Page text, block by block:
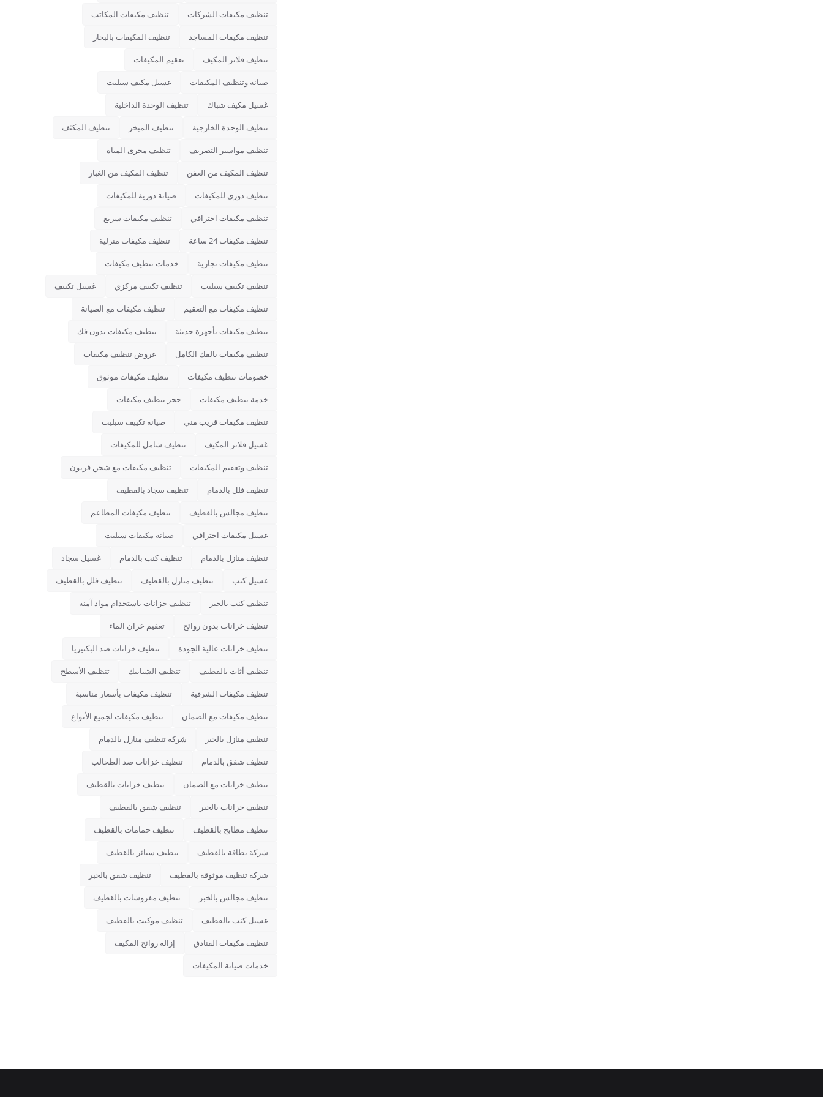
تنظيف مكيفات الشركات تنظيف مكيفات المكاتب
تنظيف مكيفات المساجد تنظيف المكيفات بالبخار
تنظيف فلاتر المكيف تعقيم المكيفات
صيانة وتنظيف المكيفات غسيل مكيف سبليت
غسيل مكيف شباك تنظيف الوحدة الداخلية
تنظيف الوحدة الخارجية تنظيف المبخر تنظيف المكثف
تنظيف مواسير التصريف تنظيف مجرى المياه
تنظيف المكيف من العفن تنظيف المكيف من الغبار
تنظيف دوري للمكيفات صيانة دورية للمكيفات
تنظيف مكيفات احترافي تنظيف مكيفات سريع
تنظيف مكيفات 24 ساعة تنظيف مكيفات منزلية
تنظيف مكيفات تجارية خدمات تنظيف مكيفات
تنظيف تكييف سبليت تنظيف تكييف مركزي غسيل تكييف
تنظيف مكيفات مع التعقيم تنظيف مكيفات مع الصيانة
تنظيف مكيفات بأجهزة حديثة تنظيف مكيفات بدون فك
تنظيف مكيفات بالفك الكامل عروض تنظيف مكيفات
خصومات تنظيف مكيفات تنظيف مكيفات موثوق
خدمة تنظيف مكيفات حجز تنظيف مكيفات
تنظيف مكيفات قريب مني صيانة تكييف سبليت
غسيل فلاتر المكيف تنظيف شامل للمكيفات
تنظيف وتعقيم المكيفات تنظيف مكيفات مع شحن فريون
تنظيف فلل بالدمام تنظيف سجاد بالقطيف
تنظيف مجالس بالقطيف تنظيف مكيفات المطاعم
غسيل مكيفات احترافي صيانة مكيفات سبليت
تنظيف منازل بالدمام تنظيف كنب بالدمام غسيل سجاد
غسيل كنب تنظيف منازل بالقطيف تنظيف فلل بالقطيف
تنظيف كنب بالخبر تنظيف خزانات باستخدام مواد آمنة
تنظيف خزانات بدون روائح تعقيم خزان الماء
تنظيف خزانات عالية الجودة تنظيف خزانات ضد البكتيريا
تنظيف أثاث بالقطيف تنظيف الشبابيك تنظيف الأسطح
تنظيف مكيفات الشرقية تنظيف مكيفات بأسعار مناسبة
تنظيف مكيفات مع الضمان تنظيف مكيفات لجميع الأنواع
تنظيف منازل بالخبر شركة تنظيف منازل بالدمام
تنظيف شقق بالدمام تنظيف خزانات ضد الطحالب
تنظيف خزانات مع الضمان تنظيف خزانات بالقطيف
تنظيف خزانات بالخبر تنظيف شقق بالقطيف
تنظيف مطابخ بالقطيف تنظيف حمامات بالقطيف
شركة نظافة بالقطيف تنظيف ستائر بالقطيف
شركة تنظيف موثوقة بالقطيف تنظيف شقق بالخبر
تنظيف مجالس بالخبر تنظيف مفروشات بالقطيف
غسيل كنب بالقطيف تنظيف موكيت بالقطيف
تنظيف مكيفات الفنادق إزالة روائح المكيف
خدمات صيانة المكيفات